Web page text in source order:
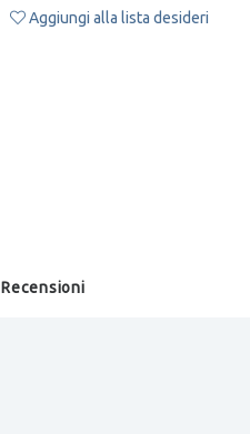
Aggiungi alla lista desideri
Recensioni